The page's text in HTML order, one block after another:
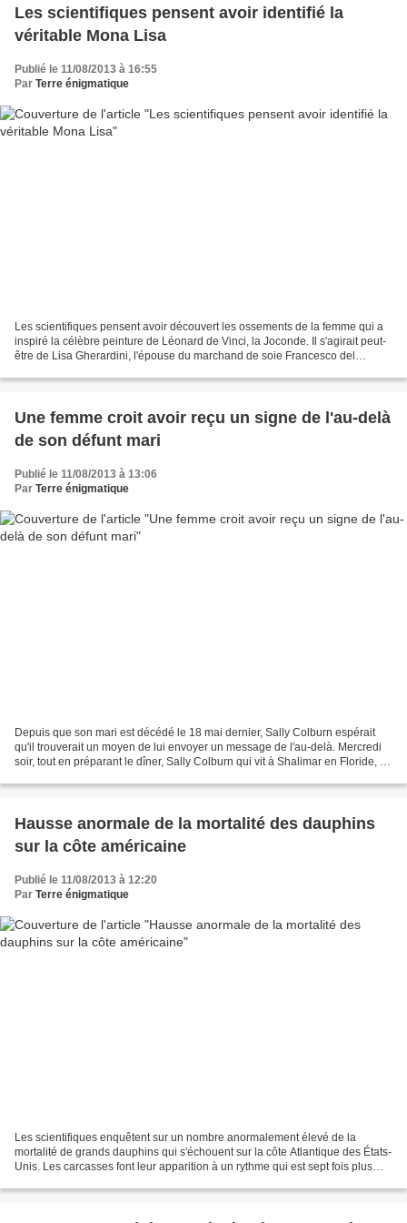
Les scientifiques pensent avoir identifié la
véritable Mona Lisa
Publié le 11/08/2013 à 16:55
Par Terre énigmatique
Les scientifiques pensent avoir découvert les ossements de la femme qui a
inspiré la célèbre peinture de Léonard de Vinci, la Joconde. Il s'agirait peut-
être de Lisa Gherardini, l'épouse du marchand de soie Francesco del
Une femme croit avoir reçu un signe de l'au-delà
de son défunt mari
Publié le 11/08/2013 à 13:06
Par Terre énigmatique
Depuis que son mari est décédé le 18 mai dernier, Sally Colburn espérait
qu'il trouverait un moyen de lui envoyer un message de l'au-delà. Mercredi
soir, tout en préparant le dîner, Sally Colburn qui vit à Shalimar en Floride, a
Hausse anormale de la mortalité des dauphins
sur la côte américaine
Publié le 11/08/2013 à 12:20
Par Terre énigmatique
Les scientifiques enquêtent sur un nombre anormalement élevé de la
mortalité de grands dauphins qui s'échouent sur la côte Atlantique des États-
Unis. Les carcasses font leur apparition à un rythme qui est sept fois plus